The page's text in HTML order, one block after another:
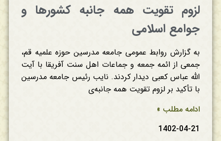
لزوم تقویت همه جانبه کشورها و
جوامع اسلامی
به گزارش روابط عمومی جامعه مدرسین حوزه علمیه قم،
جمعی از ائمه جمعه و جماعات اهل سنت آفریقا با آیت
الله عباس کعبی دیدار کردند. نایب رئیس جامعه مدرسین
با تأکید بر لزوم تقویت همه جانبه‌ی
ادامه مطلب »
1402-04-21